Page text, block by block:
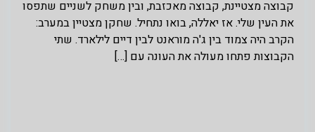
קבוצה מצטיינת, קבוצה מאכזבת, ובין משחק לשניים שתפסו
את העין שלי. אז יאללה, בואו נתחיל. שחקן מצטיין במערב:
הקרב היה צמוד בין ג'ה מוראנט לבין דיים לילארד. שתי
הקבוצות פתחו מעולה את העונה עם […]